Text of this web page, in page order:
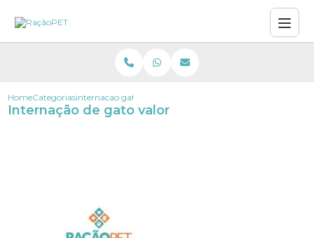
HomeCategoriasinternacao gato valor
Internação de gato valor